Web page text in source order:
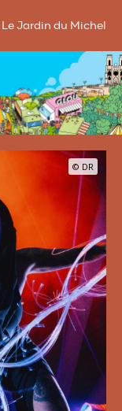
© DR
Jardin du Michel